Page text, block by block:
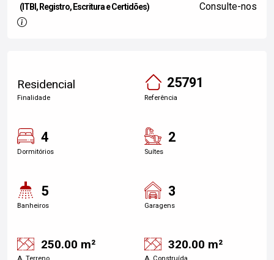
(ITBI, Registro, Escritura e Certidões) Consulte-nos
Residencial
Finalidade
25791
Referência
4
Dormitórios
2
Suítes
5
Banheiros
3
Garagens
250.00 m² 320.00 m²